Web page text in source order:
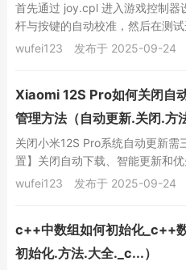
首先通过 joy.cpl 进入游戏控制器
杆与按键的自动校准，然后在测
度，最后更新或重新安装手柄驱
wufei123 发布于 2025-09-24
Xiaomi 12S Pro如何关闭自
管理方法（自动更新.关闭.方
关闭小米12S Pro系统自动更新需
置】关闭自动下载、智能更新和
理】中找到“系统更新”并关闭其
wufei123 发布于 2025-09-24
c++中数组如何初始化_c++
初始化.方法.大全._c...）